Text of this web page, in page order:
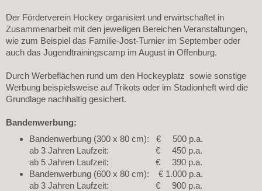
Der Förderverein Hockey organisiert und erwirtschaftet in
Zusammenarbeit mit den jeweiligen Bereichen Veranstaltungen,
wie zum Beispiel das Familie-Jost-Turnier im September oder
auch das Jugendtrainingscamp im August in Offenburg.
Durch Werbeflächen rund um den Hockeyplatz sowie sonstige
Werbung beispielsweise auf Trikots oder im Stadionheft wird die
Grundlage nachhaltig gesichert.
Bandenwerbung:
Bandenwerbung (300 x 80 cm): € 500 p.a.
ab 3 Jahren Laufzeit: € 450 p.a.
ab 5 Jahren Laufzeit: € 390 p.a.
Bandenwerbung (600 x 80 cm): € 1.000 p.a.
ab 3 Jahren Laufzeit: € 900 p.a.